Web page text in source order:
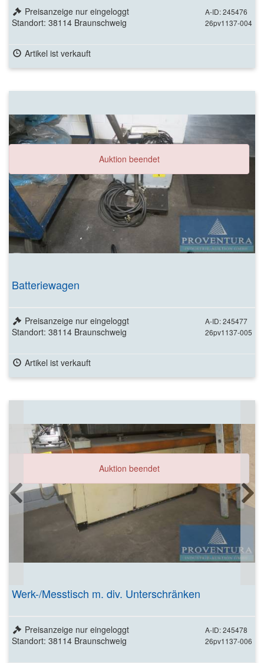
A-ID: 245476
26pv1137-004
Preisanzeige nur eingeloggt
Standort: 38114 Braunschweig
Artikel ist verkauft
Auktion beendet
Batteriewagen
A-ID: 245477
26pv1137-005
Preisanzeige nur eingeloggt
Standort: 38114 Braunschweig
Artikel ist verkauft
Auktion beendet
Werk-/Messtisch m. div. Unterschränken
A-ID: 245478
26pv1137-006
Preisanzeige nur eingeloggt
Standort: 38114 Braunschweig